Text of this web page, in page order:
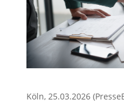
Köln, 25.03.2026